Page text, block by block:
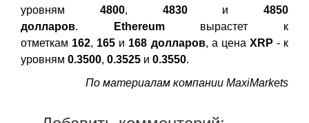
уровням 4800, 4830и 4850
долларов. Ethereumвырастет к
отметкам 162, 165 и 168 долларов, а цена XRP - к
уровням 0.3500, 0.3525 и 0.3550.
По материалам компании MaxiMarkets